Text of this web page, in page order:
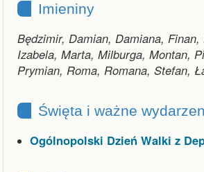
Imieniny
Będzimir, Damian, Damiana, Finan,
Izabela, Marta, Milburga, Montan,
Prymian, Roma, Romana, Stefan,
Święta i ważne
Ogólnopolski Dzień Walki z